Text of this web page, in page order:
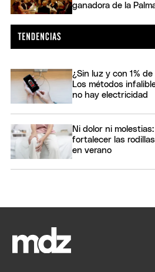
ganadora de la
¿Sin luz y con 1%
Los métodos
no hay electricidad
Ni dolor ni
fortalecer las
en verano